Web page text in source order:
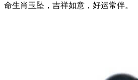
命生肖玉坠，吉祥如意，好运常伴。